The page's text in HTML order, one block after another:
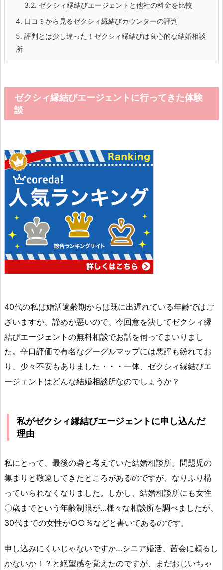
3.2. ゼクシィ縁結びエージェントと他社の料金を比較
4. 口コミから見るゼクシィ縁結びカウンターの評判
5. 評判とは少し違った！ゼクシィ縁結びは良心的な結婚相談
所
ゼクシィ縁結びエージェントに行ってきた体験
談
40代の私は婚活適齢期からは既に出遅れている年齢ではご
ざいますが、諦めが悪いので、今回意を決してゼクシィ縁
結びエージェントの無料相談でお話を伺ってまいりまし
た。辛口評価で有名なグーグルマップには悪評も紛れてお
り、少々不安もありました・・・一体、ゼクシィ縁結びエ
ージェントはどんな結婚相談所なのでしょうか？
私がゼクシィ縁結びエージェントに申し込んだ
理由
私にとって、最後の砦と考えていた結婚相談所。問題児の
集まりと敬遠してきたところがあるのですが、なりふり構
っていられなくなりました。しかし、結婚相談所にも女性
〇歳までという年齢制限が…様々な相談所を調べましたが、
30代までの女性が○○％などと書いてあるのです。
申し込みにくいじゃないですか…シニア婚活、茜会に頼るし
かないか！？と絶望感を覚えたのですが、まだおじいちゃ